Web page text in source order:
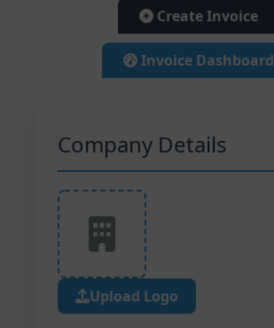
Create Invoice
Invoice Dashboard
Company Details
Upload Logo